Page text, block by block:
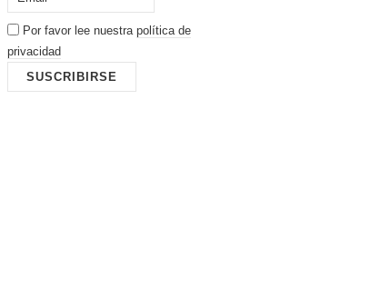
Por favor lee nuestra política de
privacidad